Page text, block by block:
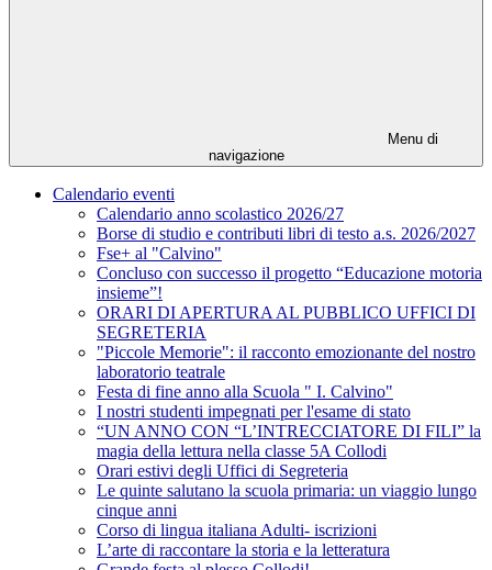
Menu di
navigazione
Calendario eventi
Calendario anno scolastico 2026/27
Borse di studio e contributi libri di testo a.s. 2026/2027
Fse+ al "Calvino"
Concluso con successo il progetto “Educazione motoria
insieme”!
ORARI DI APERTURA AL PUBBLICO UFFICI DI
SEGRETERIA
"Piccole Memorie": il racconto emozionante del nostro
laboratorio teatrale
Festa di fine anno alla Scuola " I. Calvino"
I nostri studenti impegnati per l'esame di stato
“UN ANNO CON “L’INTRECCIATORE DI FILI” la
magia della lettura nella classe 5A Collodi
Orari estivi degli Uffici di Segreteria
Le quinte salutano la scuola primaria: un viaggio lungo
cinque anni
Corso di lingua italiana Adulti- iscrizioni
L’arte di raccontare la storia e la letteratura